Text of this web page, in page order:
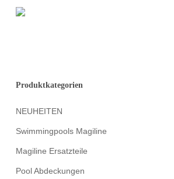
Produktkategorien
NEUHEITEN
Swimmingpools Magiline
Magiline Ersatzteile
Pool Abdeckungen